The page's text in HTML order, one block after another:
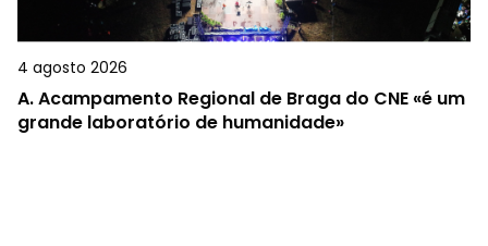
4 agosto 2026
A.Acampamento Regional de Braga do CNE «é um
grande laboratório de humanidade»